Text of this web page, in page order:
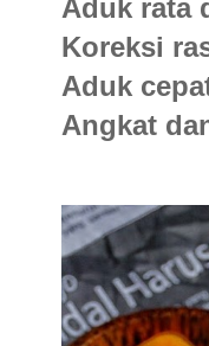
Aduk rata
Koreksi
Aduk
Angkat